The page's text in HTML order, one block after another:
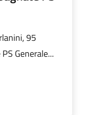
95
Generale...